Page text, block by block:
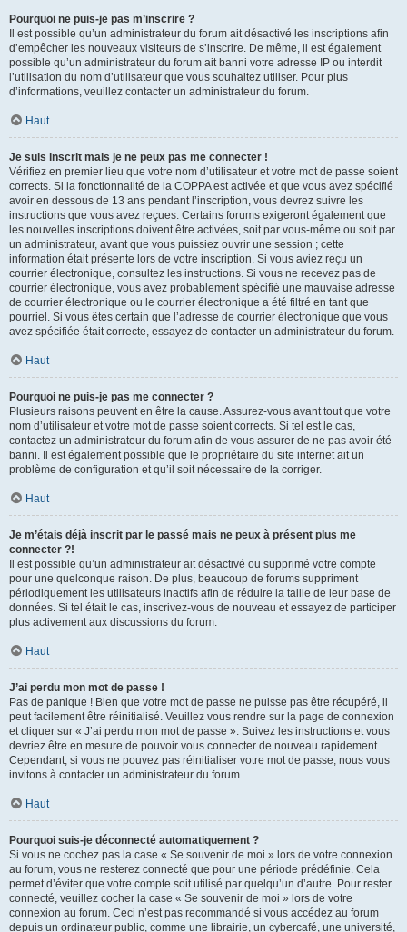
Pourquoi ne puis-je pas m’inscrire ?
Il est possible qu’un administrateur du forum ait désactivé les inscriptions afin
d’empêcher les nouveaux visiteurs de s’inscrire. De même, il est également
possible qu’un administrateur du forum ait banni votre adresse IP ou interdit
l’utilisation du nom d’utilisateur que vous souhaitez utiliser. Pour plus
d’informations, veuillez contacter un administrateur du forum.
Haut
Je suis inscrit mais je ne peux pas me connecter !
Vérifiez en premier lieu que votre nom d’utilisateur et votre mot de passe soient
corrects. Si la fonctionnalité de la COPPA est activée et que vous avez spécifié
avoir en dessous de 13 ans pendant l’inscription, vous devrez suivre les
instructions que vous avez reçues. Certains forums exigeront également que
les nouvelles inscriptions doivent être activées, soit par vous-même ou soit par
un administrateur, avant que vous puissiez ouvrir une session ; cette
information était présente lors de votre inscription. Si vous aviez reçu un
courrier électronique, consultez les instructions. Si vous ne recevez pas de
courrier électronique, vous avez probablement spécifié une mauvaise adresse
de courrier électronique ou le courrier électronique a été filtré en tant que
pourriel. Si vous êtes certain que l’adresse de courrier électronique que vous
avez spécifiée était correcte, essayez de contacter un administrateur du forum.
Haut
Pourquoi ne puis-je pas me connecter ?
Plusieurs raisons peuvent en être la cause. Assurez-vous avant tout que votre
nom d’utilisateur et votre mot de passe soient corrects. Si tel est le cas,
contactez un administrateur du forum afin de vous assurer de ne pas avoir été
banni. Il est également possible que le propriétaire du site internet ait un
problème de configuration et qu’il soit nécessaire de la corriger.
Haut
Je m’étais déjà inscrit par le passé mais ne peux à présent plus me
connecter ?!
Il est possible qu’un administrateur ait désactivé ou supprimé votre compte
pour une quelconque raison. De plus, beaucoup de forums suppriment
périodiquement les utilisateurs inactifs afin de réduire la taille de leur base de
données. Si tel était le cas, inscrivez-vous de nouveau et essayez de participer
plus activement aux discussions du forum.
Haut
J’ai perdu mon mot de passe !
Pas de panique ! Bien que votre mot de passe ne puisse pas être récupéré, il
peut facilement être réinitialisé. Veuillez vous rendre sur la page de connexion
et cliquer sur « J’ai perdu mon mot de passe ». Suivez les instructions et vous
devriez être en mesure de pouvoir vous connecter de nouveau rapidement.
Cependant, si vous ne pouvez pas réinitialiser votre mot de passe, nous vous
invitons à contacter un administrateur du forum.
Haut
Pourquoi suis-je déconnecté automatiquement ?
Si vous ne cochez pas la case « Se souvenir de moi » lors de votre connexion
au forum, vous ne resterez connecté que pour une période prédéfinie. Cela
permet d’éviter que votre compte soit utilisé par quelqu’un d’autre. Pour rester
connecté, veuillez cocher la case « Se souvenir de moi » lors de votre
connexion au forum. Ceci n’est pas recommandé si vous accédez au forum
depuis un ordinateur public, comme une librairie, un cybercafé, une université,